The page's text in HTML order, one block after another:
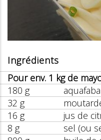
Ingrédients
Pour env. 1 kg de
180 g
32 g
16 g
jus de
8 g
sel (ou